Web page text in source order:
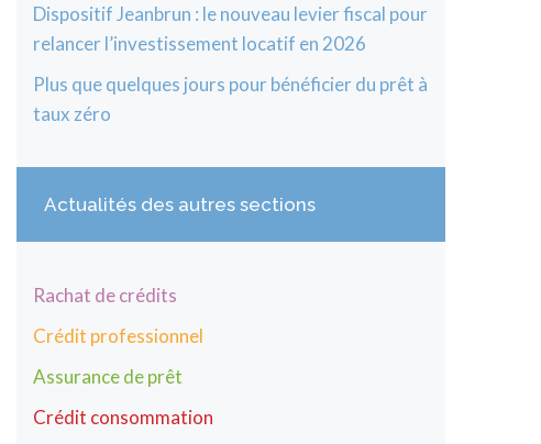
Dispositif Jeanbrun : le nouveau levier fiscal pour
relancer l’investissement locatif en 2026
Plus que quelques jours pour bénéficier du prêt à
taux zéro
Actualités des autres sections
Rachat de crédits
Crédit professionnel
Assurance de prêt
Crédit consommation